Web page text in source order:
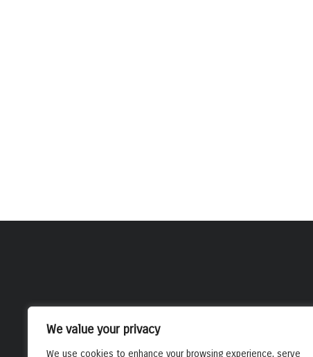
We value your privacy
We use cookies to enhance your browsing experience, serve